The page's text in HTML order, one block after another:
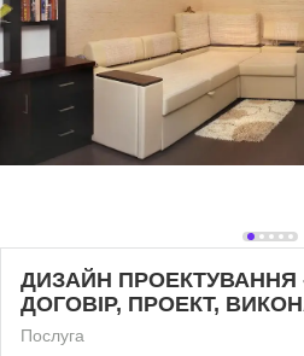
ДИЗАЙН ПРОЕКТУВАННЯ
ДОГОВІР, ПРОЕКТ,
Послуга